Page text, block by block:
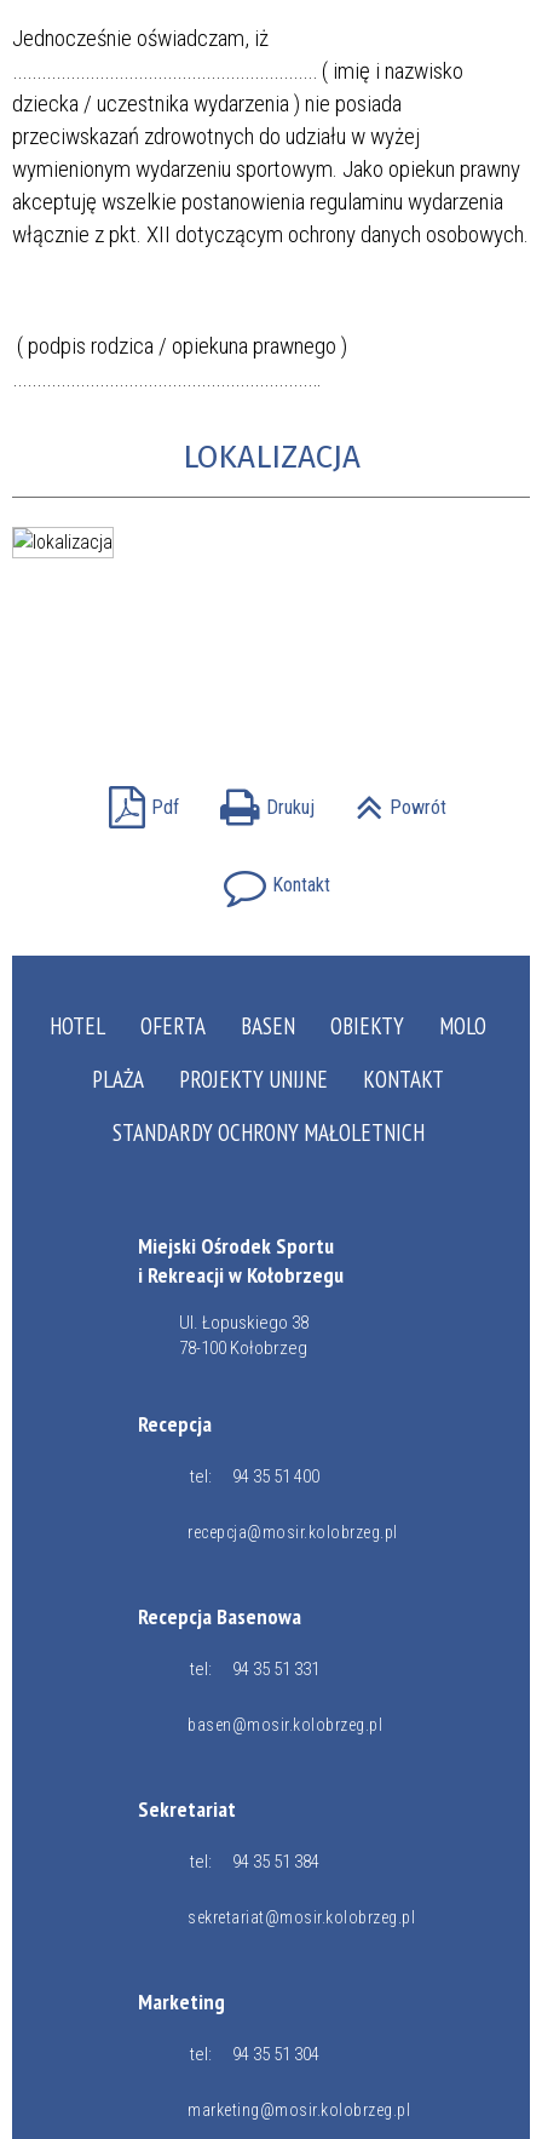
Jednocześnie oświadczam, iż
……………………………………………………… ( imię i nazwisko
dziecka / uczestnika wydarzenia ) nie posiada
przeciwskazań zdrowotnych do udziału w wyżej
wymienionym wydarzeniu sportowym. Jako opiekun prawny
akceptuję wszelkie postanowienia regulaminu wydarzenia
włącznie z pkt. XII dotyczącym ochrony danych osobowych.
( podpis rodzica / opiekuna prawnego )
……………………………………………………….
LOKALIZACJA
Pdf Drukuj Powrót
Kontakt
HOTEL OFERTA BASEN OBIEKTY
MOLO
PLAŻA
PROJEKTY UNIJNE
KONTAKT
STANDARDY OCHRONY MAŁOLETNICH
Miejski Ośrodek Sportu
i Rekreacji w Kołobrzegu
Ul. Łopuskiego 38
78-100 Kołobrzeg
Recepcja
tel: 94 35 51 400
recepcja@mosir.kolobrzeg.pl
Recepcja Basenowa
tel: 94 35 51 331
basen@mosir.kolobrzeg.pl
Sekretariat
tel: 94 35 51 384
sekretariat@mosir.kolobrzeg.pl
Marketing
tel: 94 35 51 304
marketing@mosir.kolobrzeg.pl